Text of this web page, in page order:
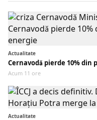
Actualitate
Cernavodă pierde 10%
Acum 11 ore
Actualitate